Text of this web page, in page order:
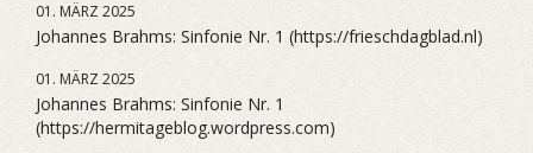
01. MÄRZ 2025
Johannes Brahms: Sinfonie Nr. 1 (https://frieschdagblad.nl)
01. MÄRZ 2025
Johannes Brahms: Sinfonie Nr. 1
(https://hermitageblog.wordpress.com)